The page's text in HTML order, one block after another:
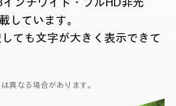
インチワイド・フルHD非光
しています。
ても文字が大きく表示できて
異なる場合があります。